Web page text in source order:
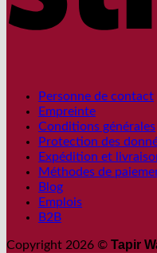
Personne de contact
Empreinte
Conditions générales
Protection des
Expédition et
Méthodes de
Blog
Emplois
B2B
Copyright 2026 © Tapir